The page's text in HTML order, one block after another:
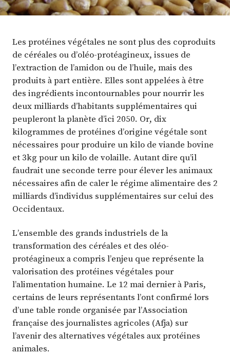
Les protéines végétales ne sont plus des coproduits
de céréales ou d’oléo-protéagineux, issues de
l’extraction de l’amidon ou de l’huile, mais des
produits à part entière. Elles sont appelées à être
des ingrédients incontournables pour nourrir les
deux milliards d’habitants supplémentaires qui
peupleront la planète d’ici 2050. Or, dix
kilogrammes de protéines d’origine végétale sont
nécessaires pour produire un kilo de viande bovine
et 3kg pour un kilo de volaille. Autant dire qu’il
faudrait une seconde terre pour élever les animaux
nécessaires afin de caler le régime alimentaire des 2
milliards d’individus supplémentaires sur celui des
Occidentaux.
L’ensemble des grands industriels de la
transformation des céréales et des oléo-
protéagineux a compris l’enjeu que représente la
valorisation des protéines végétales pour
l’alimentation humaine. Le 12 mai dernier à Paris,
certains de leurs représentants l’ont confirmé lors
d’une table ronde organisée par l’Association
française des journalistes agricoles (Afja) sur
l’avenir des alternatives végétales aux protéines
animales.